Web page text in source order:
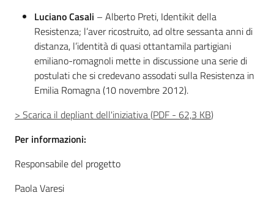
Luciano Casali – Alberto Preti, Identikit della
Resistenza; l’aver ricostruito, ad oltre sessanta anni di
distanza, l’identità di quasi ottantamila partigiani
emiliano-romagnoli mette in discussione una serie di
postulati che si credevano assodati sulla Resistenza in
Emilia Romagna (10 novembre 2012).
> Scarica il depliant dell'iniziativa(PDF - 62,3 KB)
Per informazioni:
Responsabile del progetto
Paola Varesi